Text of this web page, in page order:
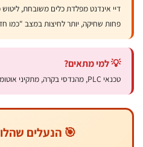
דיי אינדנט מפלדת כלים משובחת, ליטוש מדויק
פחות שחיקה, יותר לחיצות במצב "כמו חדש".
💡 למי מתאים?
🎯 הנעלים שהלוחץ